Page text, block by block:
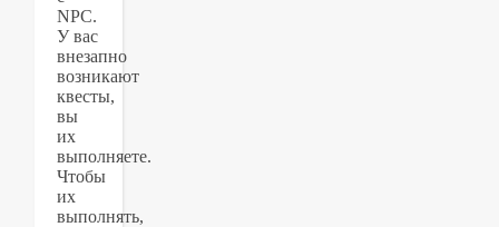
NPC.
У вас
внезапно
возникают
квесты,
вы
их
выполняете.
Чтобы
их
выполнять,